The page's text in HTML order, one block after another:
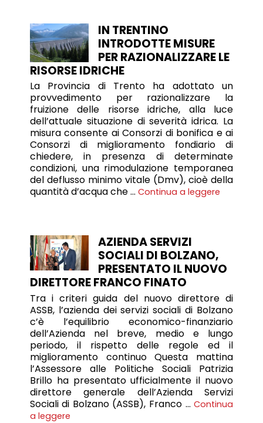
IN TRENTINO
INTRODOTTE MISURE
PER RAZIONALIZZARE LE
RISORSE IDRICHE
La Provincia di Trento ha adottato un
provvedimento per razionalizzare la
fruizione delle risorse idriche, alla luce
dell’attuale situazione di severità idrica. La
misura consente ai Consorzi di bonifica e ai
Consorzi di miglioramento fondiario di
chiedere, in presenza di determinate
condizioni, una rimodulazione temporanea
del deflusso minimo vitale (Dmv), cioè della
quantità d’acqua che … Continua a leggere
AZIENDA SERVIZI
SOCIALI DI BOLZANO,
PRESENTATO IL NUOVO
DIRETTORE FRANCO FINATO
Tra i criteri guida del nuovo direttore di
ASSB, l’azienda dei servizi sociali di Bolzano
c’è l’equilibrio economico-finanziario
dell’Azienda nel breve, medio e lungo
periodo, il rispetto delle regole ed il
miglioramento continuo Questa mattina
l’Assessore alle Politiche Sociali Patrizia
Brillo ha presentato ufficialmente il nuovo
direttore generale dell’Azienda Servizi
Sociali di Bolzano (ASSB), Franco …Continua
a leggere